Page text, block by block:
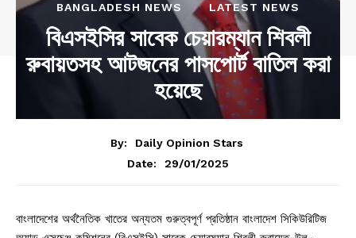
BANGLADESH NEWS LATEST NEWS
বিএসইসির সাবেক চেয়ারম্যান শিবলী
রুবায়তসহ আটজনের পাসপোর্ট বাতিল করা
হয়েছে
By:
Daily Opinion Stars
Date:
29/01/2025
বাংলাদেশের অর্থনৈতিক খাতের অন্যতম গুরুত্বপূর্ণ প্রতিষ্ঠান বাংলাদেশ সিকিউরিটিজ